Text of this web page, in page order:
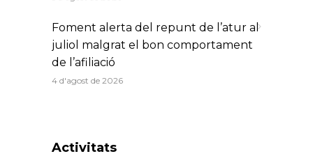
Foment alerta del repunt de l’atur al
juliol malgrat el bon comportament
de l’afiliació
4 d'agost de 2026
Activitats